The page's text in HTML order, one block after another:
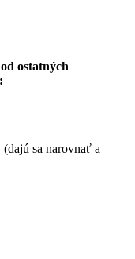
ostatných
(dajú sa narovnať a